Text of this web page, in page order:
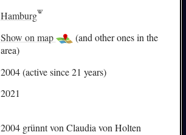
Hamburg
Show on map
(and other ones in the
area)
2004 (active since 21 years)
2021
2004 grünnt von Claudia von Holten